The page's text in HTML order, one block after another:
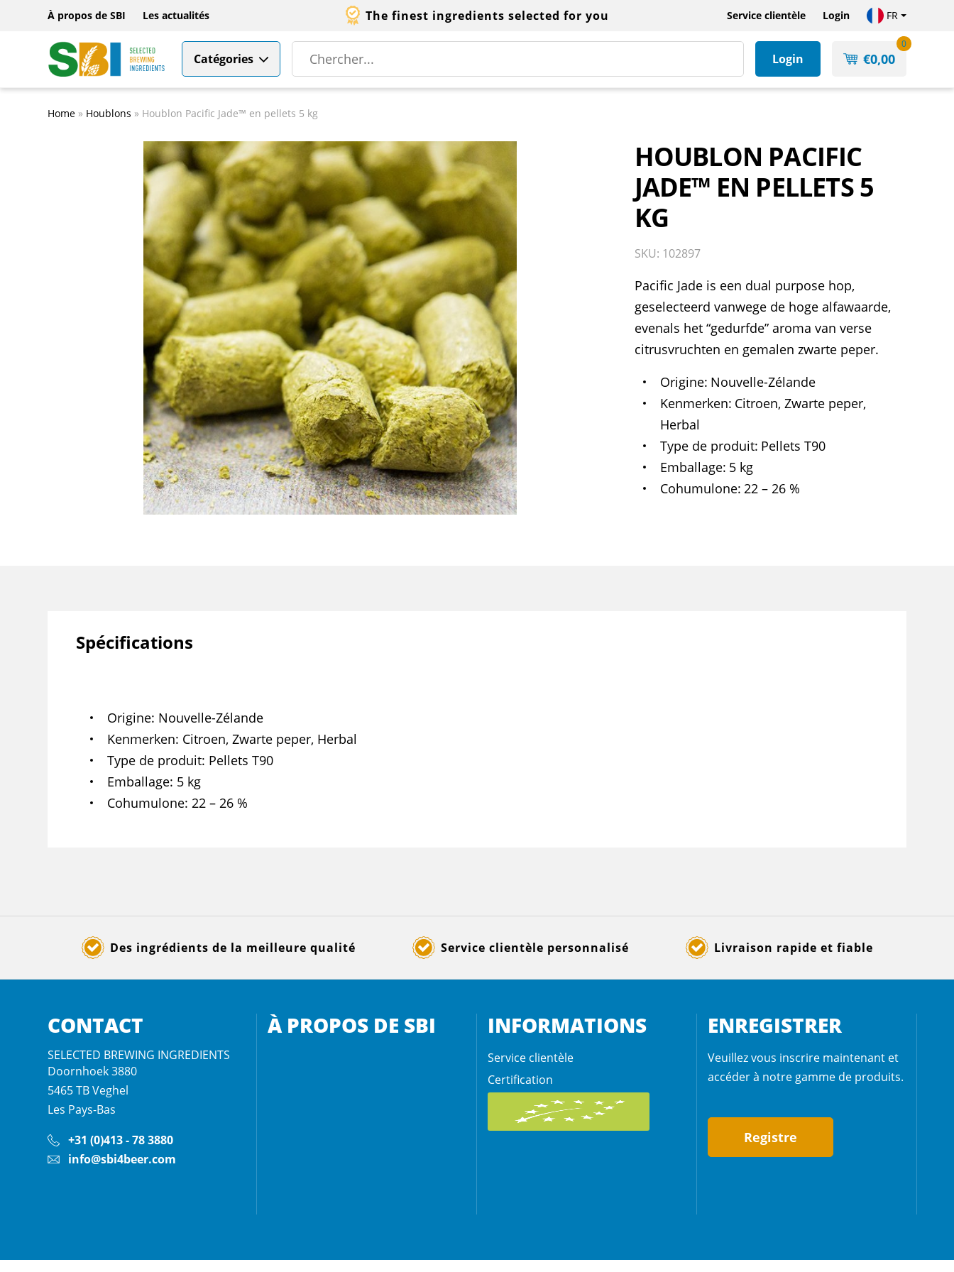
À propos de SBI Les actualités The finest ingredients selected for you Service clientèle Login FR
Catégories Login €0,00
0
Home » Houblons » Houblon Pacific Jade™ en pellets 5 kg
HOUBLON PACIFIC
JADE™ EN PELLETS 5
KG
SKU: 102897
Pacific Jade is een dual purpose hop,
geselecteerd vanwege de hoge alfawaarde,
evenals het “gedurfde” aroma van verse
citrusvruchten en gemalen zwarte peper.
Origine Nouvelle-Zélande
Kenmerken Citroen, Zwarte peper,
Herbal
Type de produit Pellets T90
Emballage 5 kg
Cohumulone 22 – 26 %
Spécifications
Origine Nouvelle-Zélande
Kenmerken Citroen, Zwarte peper, Herbal
Type de produit Pellets T90
Emballage 5 kg
Cohumulone 22 – 26 %
Des ingrédients de la meilleure qualité Service clientèle personnalisé Livraison rapide et fiable
CONTACT
SELECTED BREWING INGREDIENTS
Doornhoek 3880
5465 TBVeghel
Les Pays-Bas
+31 (0)413 - 78 3880
info@sbi4beer.com
À PROPOS DE SBI INFORMATIONS
Service clientèle
Certification
ENREGISTRER
Veuillez vous inscrire maintenant et
accéder à notre gamme de produits.
Registre